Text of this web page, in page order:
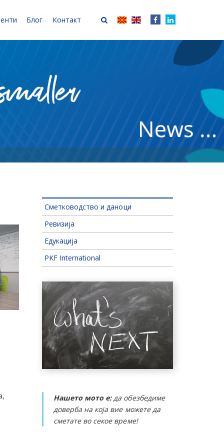
Блог Контакт
Сметководство и даноци
Ревизија
Едукација
PKF International
Нашето мото е:да обезбедиме
доверба на која вие можете да
сметате во секое време!